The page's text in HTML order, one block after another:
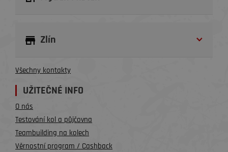
Zlín
Všechny kontakty
UŽITEČNÉ INFO
O nás
Testování kol a půjčovna
Teambuilding na kolech
Věrnostní program / Cashback